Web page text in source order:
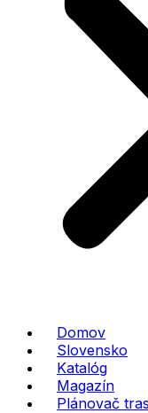
Domov
Slovensko
Katalóg
Magazín
Plánovač